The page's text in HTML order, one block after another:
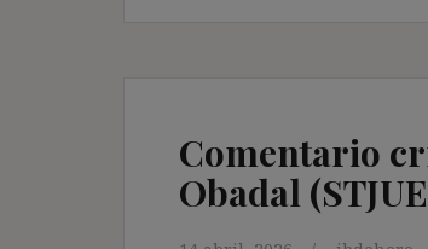
Comentario
Obadal (STJUE